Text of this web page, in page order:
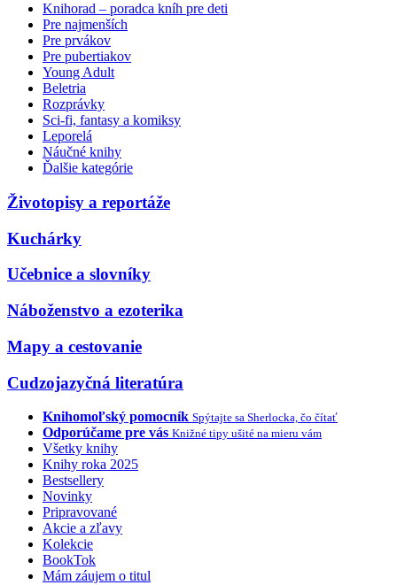
Knihorad – poradca kníh pre deti
Pre najmenších
Pre prvákov
Pre pubertiakov
Young Adult
Beletria
Rozprávky
Sci-fi, fantasy a komiksy
Leporelá
Náučné knihy
Ďalšie kategórie
Životopisy a reportáže
Kuchárky
Učebnice a slovníky
Náboženstvo a ezoterika
Mapy a cestovanie
Cudzojazyčná literatúra
Knihomoľský pomocník Spýtajte sa Sherlocka, čo čítať
Odporúčame pre vás Knižné tipy ušité na mieru vám
Všetky knihy
Knihy roka 2025
Bestsellery
Novinky
Pripravované
Akcie a zľavy
Kolekcie
BookTok
Mám záujem o titul